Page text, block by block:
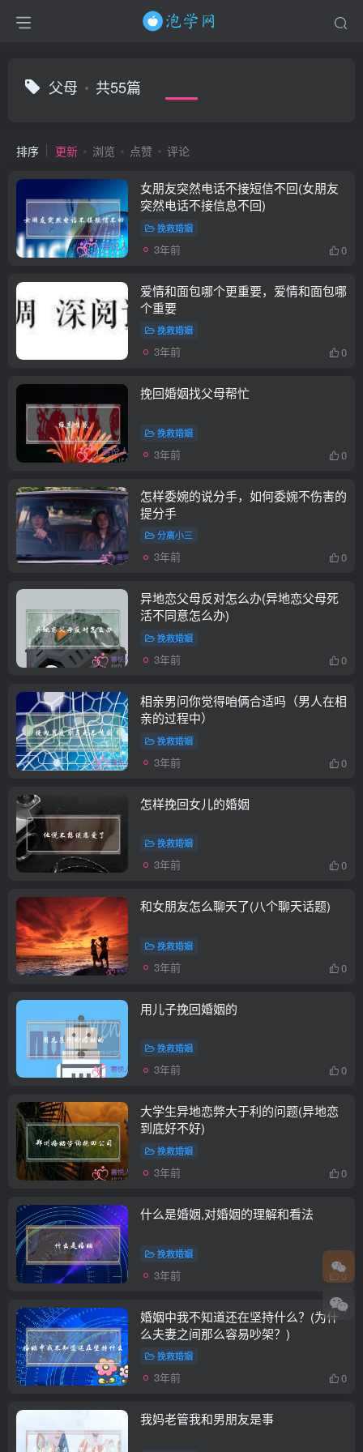
父母 共55篇
排序 更新 浏览 点赞 评论
女朋友突然电话不接短信不回(女朋友
突然电话不接信息不回)
挽救婚姻
3年前 0
爱情和面包哪个更重要，爱情和面包哪
个重要
挽救婚姻
3年前 0
挽回婚姻找父母帮忙
挽救婚姻
3年前 0
怎样委婉的说分手，如何委婉不伤害的
提分手
分离小三
3年前 0
异地恋父母反对怎么办(异地恋父母死
活不同意怎么办)
挽救婚姻
3年前 0
相亲男问你觉得咱俩合适吗（男人在相
亲的过程中）
挽救婚姻
3年前 0
怎样挽回女儿的婚姻
挽救婚姻
3年前 0
和女朋友怎么聊天了(八个聊天话题)
挽救婚姻
3年前 0
用儿子挽回婚姻的
挽救婚姻
3年前 0
大学生异地恋弊大于利的问题(异地恋
到底好不好)
挽救婚姻
3年前 0
什么是婚姻,对婚姻的理解和看法
挽救婚姻
3年前 0
婚姻中我不知道还在坚持什么？(为什
么夫妻之间那么容易吵架？)
挽救婚姻
3年前 0
我妈老管我和男朋友是事